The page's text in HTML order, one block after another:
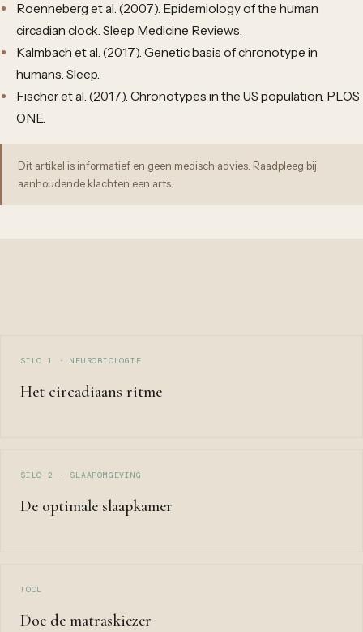
Roenneberg et al. (2007). Epidemiology of the human
circadian clock. Sleep Medicine Reviews.
Kalmbach et al. (2017). Genetic basis of chronotype in
humans. Sleep.
Fischer et al. (2017). Chronotypes in the US population. PLOS
ONE.
Dit artikel is informatief en geen medisch advies. Raadpleeg bij
aanhoudende klachten een arts.
SILO 1 · NEUROBIOLOGIE
Het circadiaans ritme
SILO 2 · SLAAPOMGEVING
De optimale slaapkamer
TOOL
Doe de matraskiezer